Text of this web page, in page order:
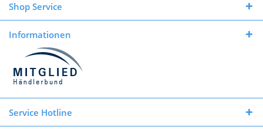
Shop Service
Informationen
Service Hotline